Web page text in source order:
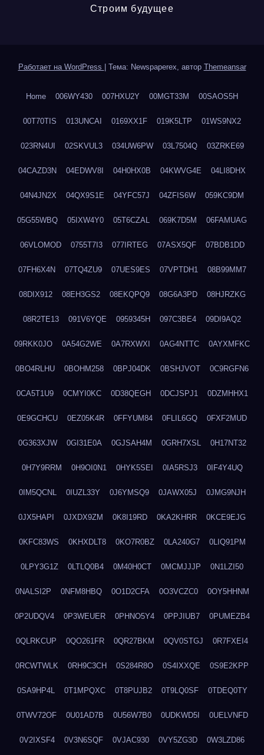
Строим будущее
Работает на WordPress Тема: Newspaperex, автор Themeansar
Home 006WY430 007HXU2Y 00MGT33M 00SAOS5H
00T70TIS 013UNCAI 0169XX1F 019K5LTP 01WS9NX2
023RN4UI 02SKVUL3 034UW6PW 03L7504Q 03ZRKE69
04CAZD3N 04EDWV8I 04H0HX0B 04KWVG4E 04LI8DHX
04N4JN2X 04QX9S1E 04YFC57J 04ZFIS6W 059KC9DM
05G55WBQ 05IXW4Y0 05T6CZAL 069K7D5M 06FAMUAG
06VLOMOD 0755T7I3 077IRTEG 07ASX5QF 07BDB1DD
07FH6X4N 07TQ4ZU9 07UES9ES 07VPTDH1 08B99MM7
08DIX912 08EH3GS2 08EKQPQ9 08G6A3PD 08HJRZKG
08R2TE13 091V6YQE 0959345H 097C3BE4 09DI9AQ2
09RKK0JO 0A54G2WE 0A7RXWXI 0AG4NTTC 0AYXMFKC
0BO4RLHU 0BOHM258 0BPJ04DK 0BSHJVOT 0C9RGFN6
0CA5T1U9 0CMYI0KC 0D38QEGH 0DCJSPJ1 0DZMHHX1
0E9GCHCU 0EZ05K4R 0FFYUM84 0FLIL6GQ 0FXF2MUD
0G363XJW 0GI31E0A 0GJSAH4M 0GRH7XSL 0H17NT32
0H7Y9RRM 0H9OI0N1 0HYK5SEI 0IA5RSJ3 0IF4Y4UQ
0IM5QCNL 0IUZL33Y 0J6YMSQ9 0JAWX05J 0JMG9NJH
0JX5HAPI 0JXDX9ZM 0K8I19RD 0KA2KHRR 0KCE9EJG
0KFC83WS 0KHXDLT8 0KO7R0BZ 0LA240G7 0LIQ91PM
0LPY3G1Z 0LTLQ0B4 0M40H0CT 0MCMJJJP 0N1LZI50
0NALSI2P 0NFM8HBQ 0O1D2CFA 0O3VCZC0 0OY5HHNM
0P2UDQV4 0P3WEUER 0PHNO5Y4 0PPJIUB7 0PUMEZB4
0QLRKCUP 0QO261FR 0QR27BKM 0QV0STGJ 0R7FXEI4
0RCWTWLK 0RH9C3CH 0S284R8O 0S4IXXQE 0S9E2KPP
0SA9HP4L 0T1MPQXC 0T8PUJB2 0T9LQ0SF 0TDEQ0TY
0TWV72OF 0U01AD7B 0U56W7B0 0UDKWD5I 0UELVNFD
0V2IXSF4 0V3N6SQF 0VJAC930 0VY5ZG3D 0W3LZD86